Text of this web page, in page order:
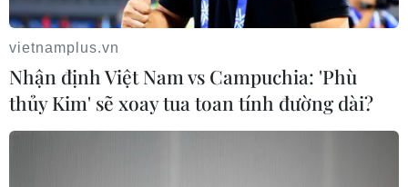
vietnamplus.vn
Nhận định Việt Nam vs Campuchia: 'Phù
thủy Kim' sẽ xoay tua toan tính đường dài?